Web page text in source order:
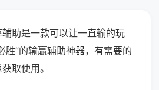
助是一款可以让一直输的玩
胜”的输赢辅助神器，有需要的
取使用。